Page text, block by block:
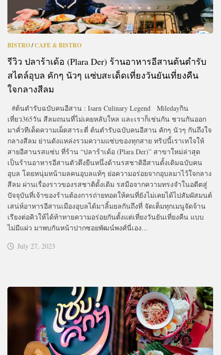
BISTRO/CAFE & BISTRO
รีวิว ปลาร้าเด้อ (Plara Der) ร้านอาหารอีสานต้นตำรับ
สไตล์อุบล คักๆ นัวๆ แซ่บสะเด็ดเที่ยงวันยันเที่ยงคืน
ใจกลางสีลม
#ต้นตำรับฉบับคนอีสาน : Isarn Culinary Legend Miledayกิน
เที่ยว365วัน สีลมถนนที่ไม่เคยหลับใหล และเราก็เช่นกัน ชวนกันออก
มาคั่วทีเด็ดความเผ็ดสาระตี่ ต้นตำรับฉบับคนอีสาน คักๆ นัวๆ กันถึงใจ
กลางสีลม ย่านดังแหล่งรวมความแซ่บของทุกสาย ทริปนี้เราเทใจให้
สายอีสานรสแซ่บ ที่ร้าน “ปลาร้าเด้อ (Plara Der)” สาขาใหม่ล่าสุด
เป็นร้านอาหารอีสานตัวตึงยืนหนึ่งด้านรสชาติอีสานดั้งเดิมฉบับคน
อุบล โดยหนุ่มหน้ามลคนอุบลแท้ๆ ย่อความอร่อยจากอุบลมาไว้ใจกลาง
สีลม ผ่านเรื่องราวของรสชาติดั้งเดิม รสมือจากความทรงจำในอดีตสู่
ปัจจุบันที่เจ้าของร้านต้องการถ่ายทอดให้คนที่ยังไม่เคยได้ไปสัมผัสมนต์
เสน่ห์อาหารอีสานเมืองอุบลได้มาลิ้มยลกันถึงที่ จัดเต็มทุกเมนูจัดจ้าน
เรียงต่อคิวให้ได้ท้าทายความอร่อยกันตั้งแต่เที่ยงวันยันเที่ยงคืน แบบ
ไม่มีแผ่ว มาพบกันหน้าปากซอยพัฒน์พงศ์นี่เอง...
July 27, 2023